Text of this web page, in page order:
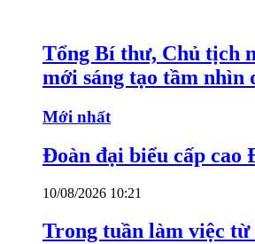
Tổng Bí thư, Chủ tịch
mới sáng tạo tầm nhìn
Mới nhất
Đoàn đại biểu cấp cao
10/08/2026 10:21
Trong tuần làm việc